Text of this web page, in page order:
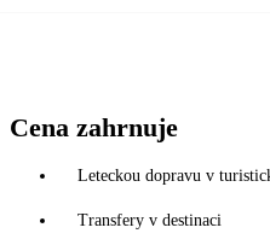
Cena zahrnuje
Leteckou dopravu v
Transfery v destinaci